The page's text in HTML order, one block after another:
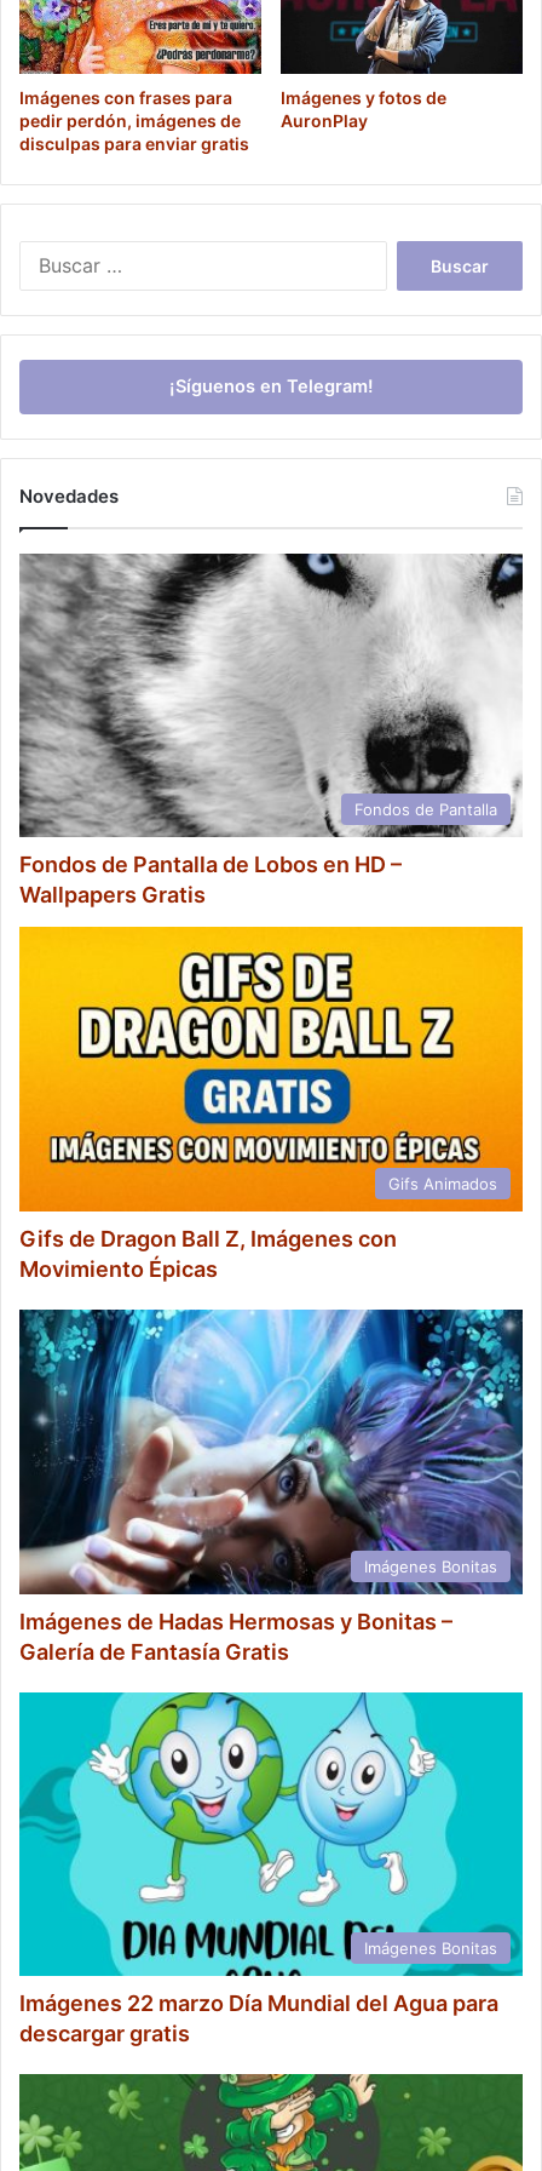
Imágenes con frases para
pedir perdón, imágenes de
disculpas para enviar gratis
Imágenes y fotos de
AuronPlay
¡Síguenos en Telegram!
Novedades
Fondos de Pantalla
Fondos de Pantalla de Lobos en HD –
Wallpapers Gratis
Gifs Animados
Gifs de Dragon Ball Z, Imágenes con
Movimiento Épicas
Imágenes Bonitas
Imágenes de Hadas Hermosas y Bonitas –
Galería de Fantasía Gratis
Imágenes Bonitas
Imágenes 22 marzo Día Mundial del Agua para
descargar gratis